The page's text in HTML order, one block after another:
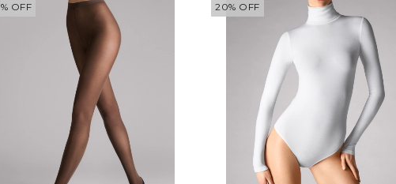
% OFF 20% OFF